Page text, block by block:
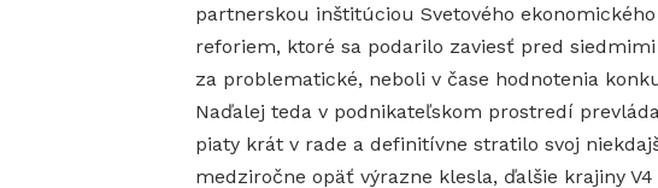
partnerskou inštitúciou Svetového
reforiem, ktoré sa podarilo zaviesť pred
za problematické, neboli v čase hodnotenia
Naďalej teda v podnikateľskom prostredí
piaty krát v rade a definitívne stratilo svoj
medziročne opäť výrazne klesla, ďalšie krajiny